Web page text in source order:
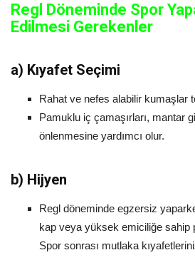
Regl Döneminde Spor
Edilmesi Gerekenler
a) Kıyafet Seçimi
Rahat ve nefes alabilir kumaşlar
Pamuklu iç çamaşırları, mantar
önlenmesine yardımcı olur.
b) Hijyen
Regl döneminde egzersiz
kap veya yüksek emiciliğe sahip
Spor sonrası mutlaka